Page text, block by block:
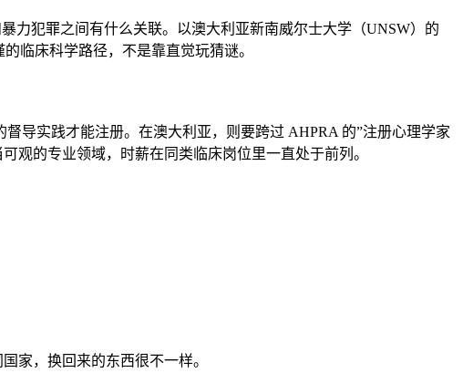
力犯罪之间有什么关联。以澳大利亚新南威尔士大学（UNSW）的
临床科学路径，不是靠直觉玩猜谜。
导实践才能注册。在澳大利亚，则要跨过 AHPRA 的”注册心理学家
观的专业领域，时薪在同类临床岗位里一直处于前列。
家，换回来的东西很不一样。